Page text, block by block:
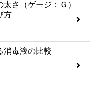
太さ（ゲージ：Ｇ）
方
消毒液の比較